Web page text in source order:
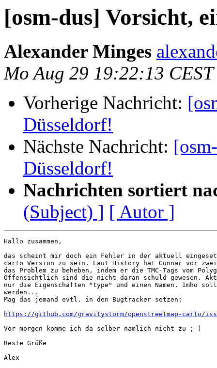
[osm-dus] Vorsicht,
Alexander Minges
Mo Aug 29 19:22:13
Vorherige Nachricht:
Düsseldorf!
Nächste Nachricht:
Düsseldorf!
Nachrichten sortiert
(Subject) ] [ Autor ]
Hallo zusammen,
das scheint mir doch ein Fehler in der aktuell
carto Version zu sein. Laut History hat Gunnar vor
das Problem zu beheben, indem er die TMC-Tags vom
Offensichtlich sind die nicht daran schuld gewesen.
nur die Eigenschaften "type" und einen Namen. Imho
werden...
Mag das jemand evtl. in den Bugtracker setzen:
https://github.com/gravitystorm/openstreetmap-carto/
Vor morgen komme ich da selber nämlich nicht zu ;-)
Beste Grüße
Alex